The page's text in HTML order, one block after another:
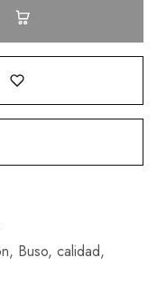
, Buso, calidad,